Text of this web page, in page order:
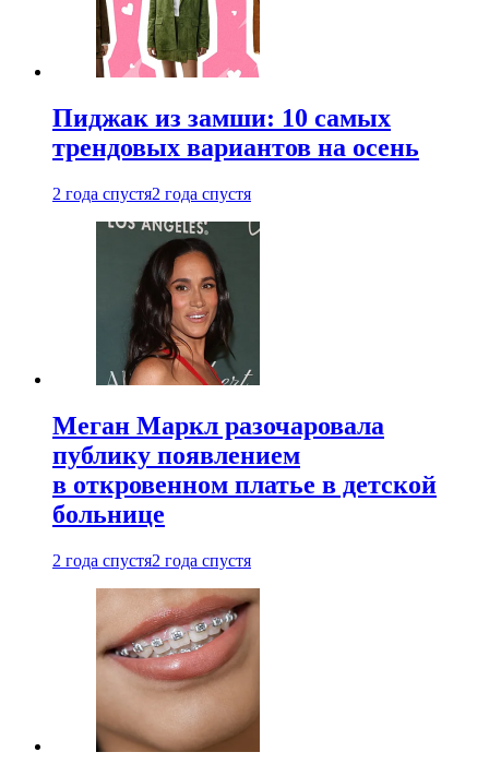
Пиджак из замши: 10 самых
трендовых вариантов на осень
2 года спустя2 года спустя
Меган Маркл разочаровала
публику появлением
в откровенном платье в детской
больнице
2 года спустя2 года спустя